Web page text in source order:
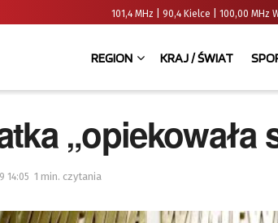
101,4 MHz | 90,4 Kielce | 100,00 MHz
REGION KRAJ / ŚWIAT
„opiekowała
14:05 1 min. czytania